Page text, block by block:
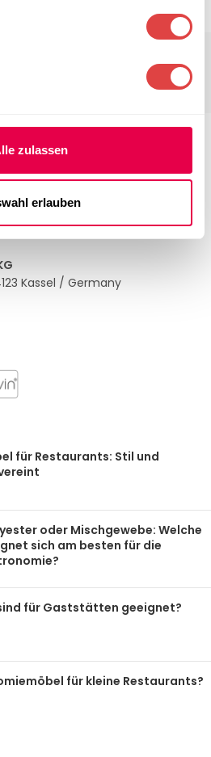
zulassen
erlauben
Gastronomiemöbel und -textilien. Wir
für Restaurants, Hotels und
auf die Sie sich verlassen
Kassel / Germany
für Restaurants: Stil und
oder Mischgewebe: Welche
sich am besten für die
für Gaststätten geeignet?
für kleine Restaurants?